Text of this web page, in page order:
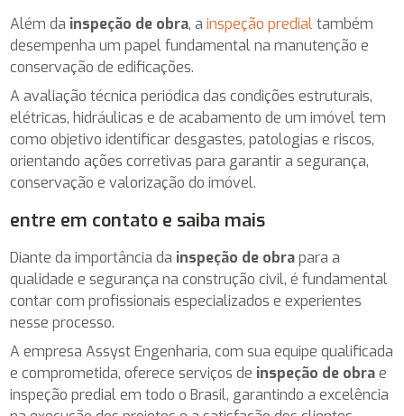
Além da inspeção de obra, ainspeção predialtambém
desempenha um papel fundamental na manutenção e
conservação de edificações.
A avaliação técnica periódica das condições estruturais,
elétricas, hidráulicas e de acabamento de um imóvel tem
como objetivo identificar desgastes, patologias e riscos,
orientando ações corretivas para garantir a segurança,
conservação e valorização do imóvel.
entre em contato e saiba mais
Diante da importância da inspeção de obrapara a
qualidade e segurança na construção civil, é fundamental
contar com profissionais especializados e experientes
nesse processo.
A empresa Assyst Engenharia, com sua equipe qualificada
e comprometida, oferece serviços de inspeção de obrae
inspeção predial em todo o Brasil, garantindo a excelência